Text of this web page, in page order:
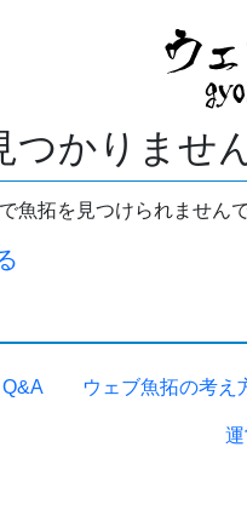
つかりません
魚拓を見つけられませんで
Q&A ウェブ魚拓の考え